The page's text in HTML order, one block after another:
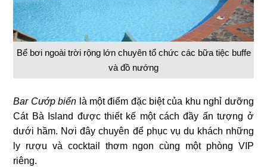
Bể bơi ngoài trời rộng lớn chuyên tổ chức các bữa tiệc buffe
và đồ nướng
Bar Cướp biển là một điểm đặc biệt của khu nghỉ dưỡng
Cát Bà Island được thiết kế một cách đầy ấn tượng ở
dưới hầm. Nơi đây chuyên để phục vụ du khách những
ly rượu và cocktail thơm ngon cùng một phòng VIP
riêng.